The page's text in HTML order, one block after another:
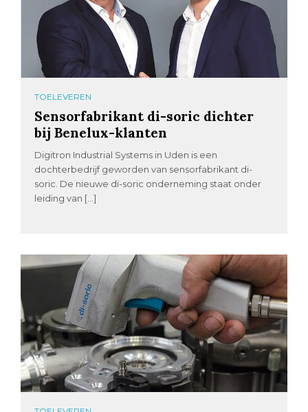
TOELEVEREN
Sensorfabrikant di-soric dichter
bij Benelux-klanten
Digitron Industrial Systems in Uden is een
dochterbedrijf geworden van sensorfabrikant di-
soric. De nieuwe di-soric onderneming staat onder
leiding van […]